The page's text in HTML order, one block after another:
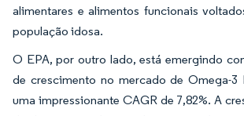
alimentares e alimentos funcionais
população idosa.
O EPA, por outro lado, está emergindo
de crescimento no mercado de Omega-3
uma impressionante CAGR de 7,82%. A